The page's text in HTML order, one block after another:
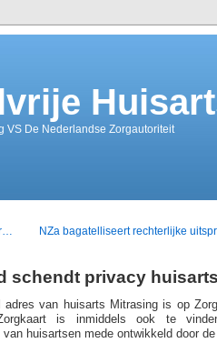
VS De Nederlandse Zorgautoriteit
NZa bagatelliseert rechterlijke
schendt privacy huisarts
adres van huisarts Mitrasing is op
is inmiddels ook te
huisartsen mede ontwikkeld door de